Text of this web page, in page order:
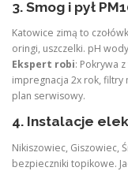
3. Smog i pył
Katowice zimą to
oringi, uszczelki. pH
Ekspert robi: Pokrywa
impregnacja 2x rok, filtry
plan serwisowy.
4. Instalacje
Nikiszowiec, Giszowiec,
bezpieczniki topikowe.